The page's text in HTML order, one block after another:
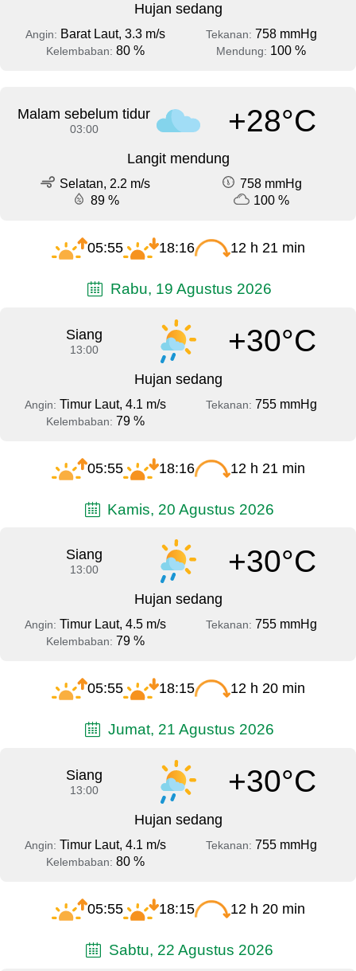
Hujan sedang
Angin: Barat Laut, 3.3 m/s Tekanan: 758 mmHg
Kelembaban: 80 % Mendung: 100 %
Malam sebelum tidur
03:00 +28°C
Langit mendung
Selatan, 2.2 m/s
758 mmHg
89 %
100 %
05:55 18:16 12 h 21 min
Rabu, 19 Agustus 2026
Siang
13:00 +30°C
Hujan sedang
Angin: Timur Laut, 4.1 m/s Tekanan: 755 mmHg
Kelembaban: 79 %
05:55 18:16 12 h 21 min
Kamis, 20 Agustus 2026
Siang
13:00 +30°C
Hujan sedang
Angin: Timur Laut, 4.5 m/s Tekanan: 755 mmHg
Kelembaban: 79 %
05:55 18:15 12 h 20 min
Jumat, 21 Agustus 2026
Siang
13:00 +30°C
Hujan sedang
Angin: Timur Laut, 4.1 m/s Tekanan: 755 mmHg
Kelembaban: 80 %
05:55 18:15 12 h 20 min
Sabtu, 22 Agustus 2026